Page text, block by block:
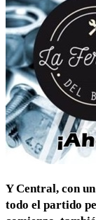
Y Central, con
todo el partido